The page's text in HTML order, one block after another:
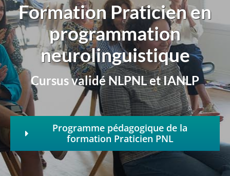
Formation Praticien en
programmation
neurolinguistique
Cursus validé NLPNL et IANLP
Programme pédagogique de la
formation Praticien PNL